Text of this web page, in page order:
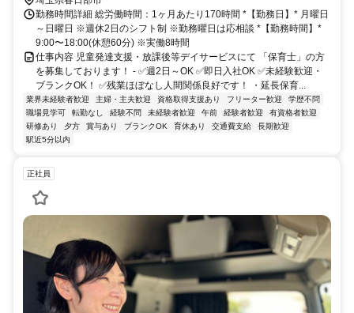
勤務時間詳細 総労働時間：1ヶ月あたり170時間 *【勤務日】* 月曜日
～日曜日 ※週休2日のシフト制 ※勤務曜日は応相談 *【勤務時間】*
9:00〜18:00(休憩60分) ※実働8時間
仕事内容 児童発達支援・放課後等デイサービスにて 「保育士」の方
を募集しております！ - ✅週2日～OK ✅即日入社OK ✅未経験歓迎・
ブランクOK！ ✅残業ほぼなし人間関係良好です！ ・延長保育...
業界未経験者歓迎 主婦・主夫歓迎 資格取得支援あり フリーター歓迎
学歴不問
職場見学可
転勤なし 経験不問 未経験者歓迎 午前 経験者歓迎
有資格者歓迎
研修あり
夕方 賞与あり ブランクOK 育休あり 交通費支給
長期歓迎
駅近5分以内
正社員